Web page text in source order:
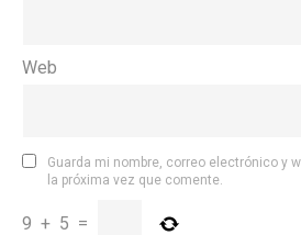
Web
Guarda mi nombre, correo electrónico y
la próxima vez que comente.
9 + 5 =